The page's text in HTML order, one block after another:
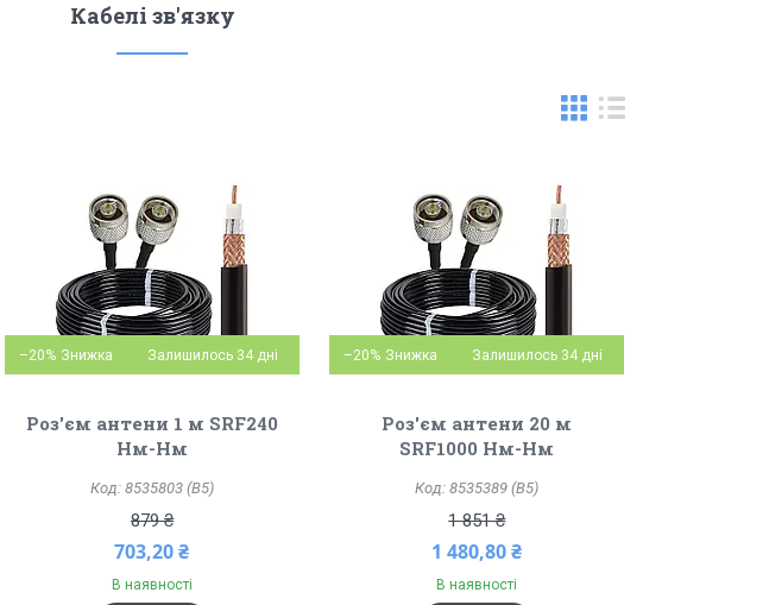
Кабелі зв'язку
–20% Залишилось 34 дні
Роз'єм антени 1 м SRF240
Нм-Нм
8535803 (B5)
879 ₴
703,20 ₴
В наявності
–20% Залишилось 34 дні
Роз'єм антени 20 м
SRF1000 Нм-Нм
8535389 (B5)
1 851 ₴
1 480,80 ₴
В наявності